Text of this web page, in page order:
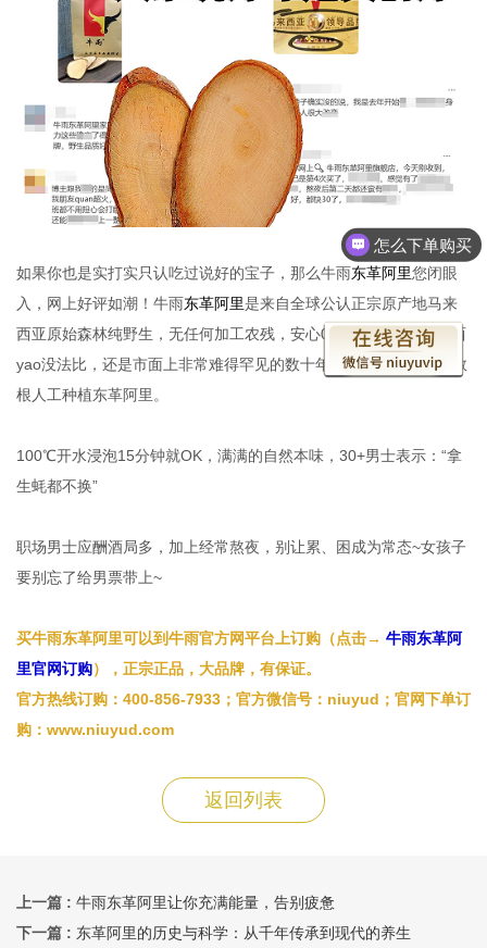
如果你也是实打实只认吃过说好的宝子，那么牛雨东革阿里您闭眼
入，网上好评如潮！牛雨东革阿里是来自全球公认正宗原产地马来
西亚原始森林纯野生，无任何加工农残，安心0幅作用，保键品、西
yao没法比，还是市面上非常难得罕见的数十年老根，一根相当于数
根人工种植东革阿里。
100℃开水浸泡15分钟就OK，满满的自然本味，30+男士表示：“拿
生蚝都不换”
职场男士应酬酒局多，加上经常熬夜，别让累、困成为常态~女孩子
要别忘了给男票带上~
买牛雨东革阿里可以到牛雨官方网平台上订购（点击→ 牛雨东革阿
里官网订购），正宗正品，大品牌，有保证。
官方热线订购：400-856-7933； 官方微信号：niuyud；官网下单订
购： www.niuyud.com
返回列表
上一篇 : 牛雨东革阿里让你充满能量，告别疲惫
下一篇 : 东革阿里的历史与科学：从千年传承到现代的养生
怎么下单购买